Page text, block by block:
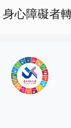
身心障礙者